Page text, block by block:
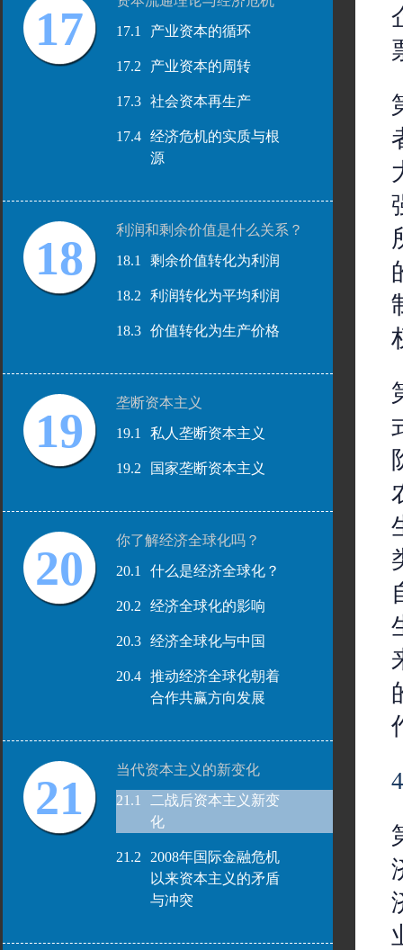
17
17.1
产业资本的循环
17.2 产业资本的周转
17.3 社会资本再生产
17.4
经济危机的实质与根
源
18
利润和剩余价值是什么关系？
18.1
剩余价值转化为利润
18.2 利润转化为平均利润
18.3 价值转化为生产价格
19
垄断资本主义
19.1
私人垄断资本主义
19.2 国家垄断资本主义
20
你了解经济全球化吗？
20.1
什么是经济全球化？
20.2 经济全球化的影响
20.3 经济全球化与中国
20.4
推动经济全球化朝着
合作共赢方向发展
21
当代资本主义的新变化
21.1
二战后资本主义新变
化
21.2
2008年国际金融危机
以来资本主义的矛盾
与冲突